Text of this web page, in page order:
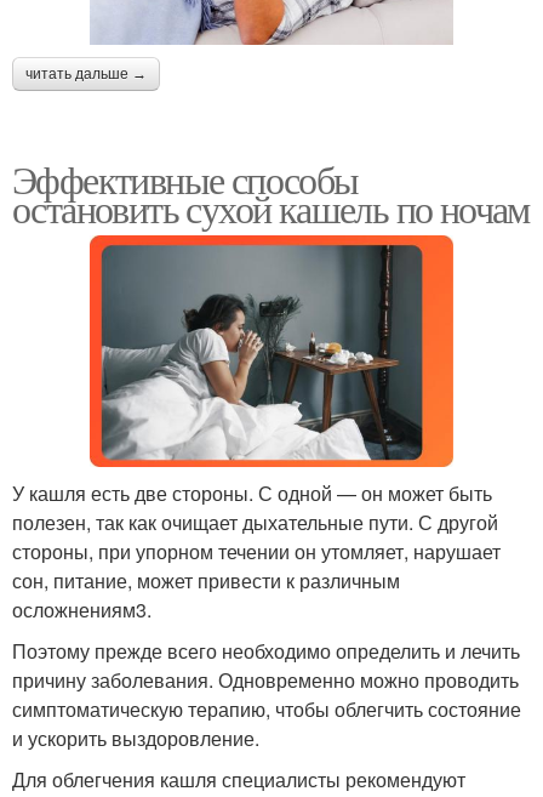
читать дальше →
Эффективные способы
остановить сухой кашель по ночам
У кашля есть две стороны. С одной — он может быть
полезен, так как очищает дыхательные пути. С другой
стороны, при упорном течении он утомляет, нарушает
сон, питание, может привести к различным
осложнениям3.
Поэтому прежде всего необходимо определить и лечить
причину заболевания. Одновременно можно проводить
симптоматическую терапию, чтобы облегчить состояние
и ускорить выздоровление.
Для облегчения кашля специалисты рекомендуют